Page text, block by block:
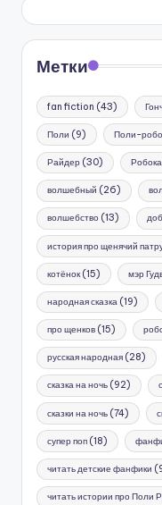
Метки
fan fiction (43)
Поли (9) Поли-
Райдер (30)
волшебный (26)
волшебство (13)
история про щенячий
котёнок(15) мэр
народная сказка (19)
про щенков (15)
русская народная (28)
сказка на ночь (92)
сказки на ночь (74)
супер поп (18)
читать детские фанфики
читать истории про Поли